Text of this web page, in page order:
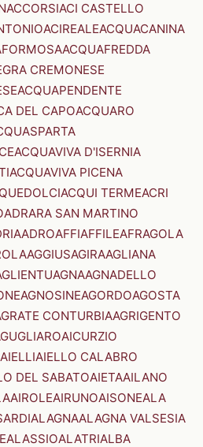
ACI CASTELLO
ACIREALEACQUACANINA
ACQUAFREDDA
CREMONESE
ACQUAPENDENTE
DEL CAPOACQUARO
ACQUAVIVA D'ISERNIA
ACQUAVIVA PICENA
ACQUI TERMEACRI
ADRARA SAN MARTINO
ADROAFFIAFFILEAFRAGOLA
AGGIUSAGIRAAGLIANA
AGNAAGNADELLO
AGNOSINEAGORDOAGOSTA
CONTURBIAAGRIGENTO
AICURZIO
AIELLIAIELLO CALABRO
DEL SABATOAIETAAILANO
AIROLEAIRUNOAISONEALA
ALAGNAALAGNA VALSESIA
ALASSIOALATRIALBA